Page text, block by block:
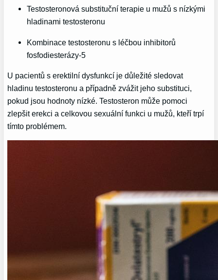
Testosteronová substituční terapie u mužů s nízkými
hladinami testosteronu
Kombinace testosteronu s léčbou inhibitorů
fosfodiesterázy-5
U pacientů s erektilní dysfunkcí je důležité sledovat
hladinu testosteronu a případně zvážit jeho substituci,
pokud jsou hodnoty nízké. Testosteron může pomoci
zlepšit erekci a celkovou sexuální funkci u mužů, kteří trpí
tímto problémem.